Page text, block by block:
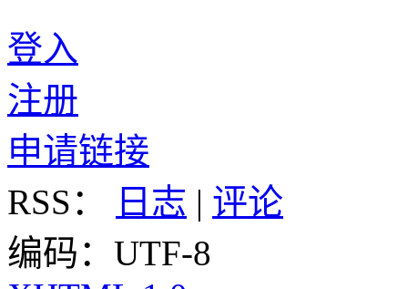
登入
注册
申请链接
RSS：
日志 | 评论
编码：UTF-8